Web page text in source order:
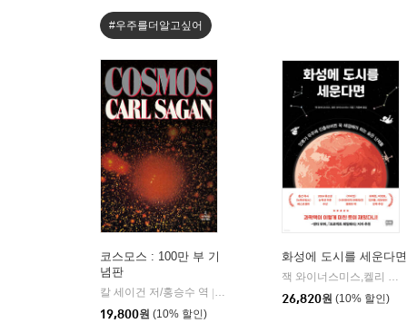
#우주를더알고싶어
코스모스 : 100만 부 기
념판
칼 세이건 저/홍승수 역
사이언스북스
19,800원 (10% 할인)
화성에 도시를 세운다면
잭 와이너스미스,켈리 와이너스미스 저/지웅배 역
26,820원 (10% 할인)